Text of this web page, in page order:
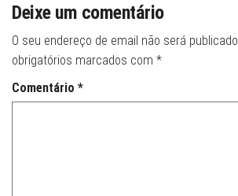
Deixe um comentário
O seu endereço de email não será publicado.
obrigatórios marcados com *
Comentário *